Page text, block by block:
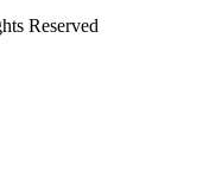
Reserved